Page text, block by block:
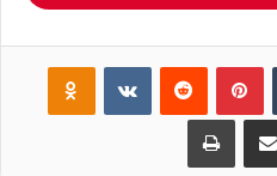
سلطات تيغراي المنبثقة عن
هجمات شنتها الجبهة على
النصر في 28 تشرين الثاني/نوفمبر بعد الاستيلاء
فيما تعهدت الجبهة بمواصلة
إلى أن انعدام
بينتيريست
مشاركة عبر البريد طباعة